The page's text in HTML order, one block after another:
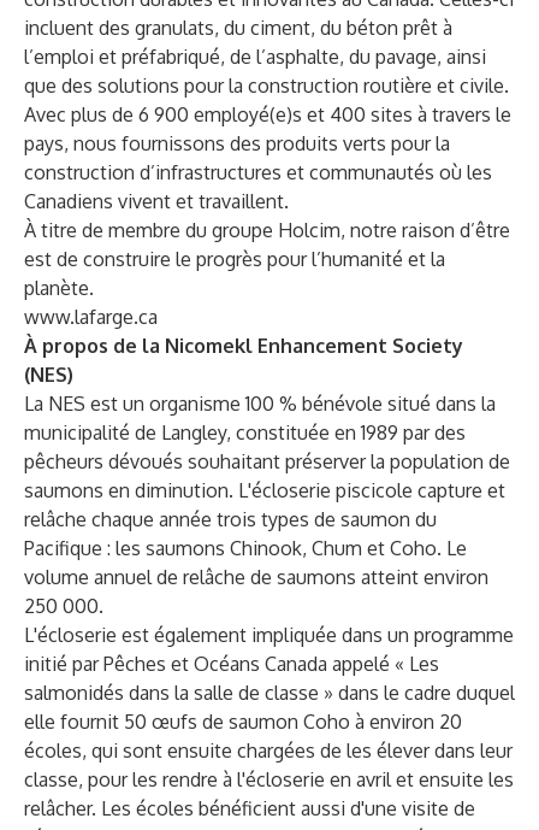
incluent des granulats, du ciment, du béton prêt à
l’emploi et préfabriqué, de l’asphalte, du pavage, ainsi
que des solutions pour la construction routière et civile.
Avec plus de 6 900 employé(e)s et 400 sites à travers le
pays, nous fournissons des produits verts pour la
construction d’infrastructures et communautés où les
Canadiens vivent et travaillent.
À titre de membre du groupe Holcim, notre raison d’être
est de construire le progrès pour l’humanité et la
planète.
www.lafarge.ca
À propos de la Nicomekl Enhancement Society
(NES)
La NES est un organisme 100 % bénévole situé dans la
municipalité de Langley, constituée en 1989 par des
pêcheurs dévoués souhaitant préserver la population de
saumons en diminution. L'écloserie piscicole capture et
relâche chaque année trois types de saumon du
Pacifique : les saumons Chinook, Chum et Coho. Le
volume annuel de relâche de saumons atteint environ
250 000.
L'écloserie est également impliquée dans un programme
initié par Pêches et Océans Canada appelé « Les
salmonidés dans la salle de classe » dans le cadre duquel
elle fournit 50 œufs de saumon Coho à environ 20
écoles, qui sont ensuite chargées de les élever dans leur
classe, pour les rendre à l'écloserie en avril et ensuite les
relâcher. Les écoles bénéficient aussi d'une visite de